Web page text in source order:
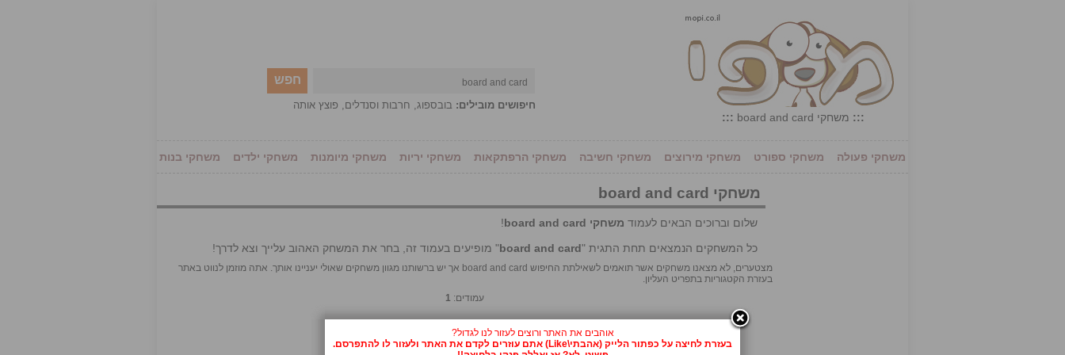
::: משחקי board and card :::
חפש
חיפושים מובילים: בובספוג, חרבות וסנדלים, פוצץ אותה
משחקי פעולה משחקי ספורט משחקי מירוצים משחקי חשיבה משחקי הרפתקאות משחקי יריות משחקי מיומנות משחקי ילדים משחקי בנות
משחקי board and card
שלום וברוכים הבאים לעמוד משחקי board and card
!
כל המשחקים הנמצאים תחת התגית "board and card" מופיעים בעמוד זה, בחר את המשחק האהוב עלייך וצא לדרך!
מצטערים, לא מצאנו משחקים אשר תואמים לשאילתת החיפוש board and card אך יש ברשותנו מגוון משחקים שאולי יעניינו אותך. אתה מוזמן לנווט באתר
בעזרת הקטגוריות בתפריט העליון.
עמודים: 1
אוהבים את האתר ורוצים לעזור לנו לגדול?
בעזרת לחיצה על כפתור הלייק (אהבתי\Like) אתם עוזרים לקדם את האתר ולעזור לו להתפרסם.